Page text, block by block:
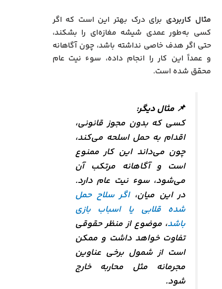
مثال کاربردی برای درک بهتر این است که اگر
کسی به‌طور عمدی شیشه مغازه‌ای را بشکند،
حتی اگر هدف خاصی نداشته باشد، چون آگاهانه
و عمداً این کار را انجام داده، سوء نیت عام
محقق شده است.
📌 مثال دیگر:
کسی که بدون مجوز قانونی،
اقدام به حمل اسلحه می‌کند،
چون می‌داند این کار ممنوع
است و آگاهانه مرتکب آن
می‌شود، سوء نیت عام دارد.
در این میان، اگر سلاح حمل‌
شده قلابی یا اسباب‌ بازی
باشد، موضوع از منظر حقوقی
تفاوت خواهد داشت و ممکن
است از شمول برخی عناوین
مجرمانه مثل محاربه خارج
شود.